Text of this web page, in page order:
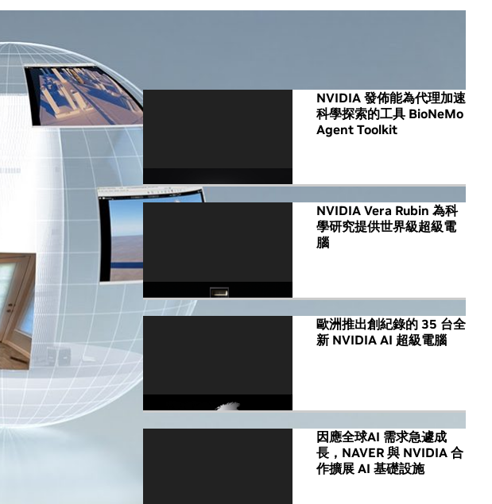
供高品質 3D 模型
採用照片級逼真
和模擬平台。
具。
或 Trimble
染軟體瀏覽大型
GPU 加速，能夠
型也不例外。
用中的 3D 應用
NVIDIA 發佈能為代理加速
科學探索的工具 BioNeMo
Agent Toolkit
NVIDIA Vera Rubin 為科
學研究提供世界級超級電
腦
歐洲推出創紀錄的 35 台全
新 NVIDIA AI 超級電腦
因應全球AI 需求急遽成
長，NAVER 與 NVIDIA 合
作擴展 AI 基礎設施